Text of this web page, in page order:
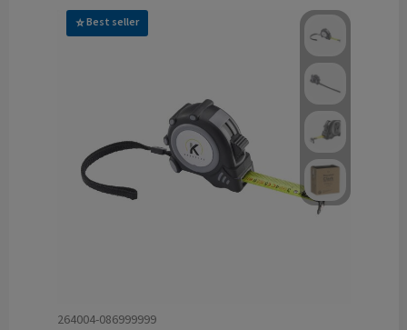
Best seller
264004-086999999